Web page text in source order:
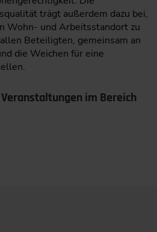
trägt außerdem dazu bei,
Wohn- und Arbeitsstandort zu
Beteiligten, gemeinsam an
die Weichen für eine
im Bereich